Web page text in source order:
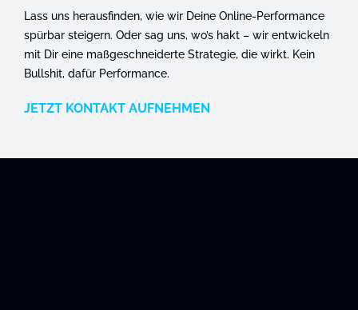
Lass uns herausfinden, wie wir Deine Online-Performance
spürbar steigern. Oder sag uns, wo’s hakt – wir entwickeln
mit Dir eine maßgeschneiderte Strategie, die wirkt. Kein
Bullshit, dafür Performance.
JETZT KONTAKT AUFNEHMEN